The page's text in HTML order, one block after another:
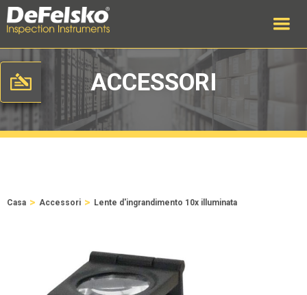
ACCESSORI
Casa > Accessori > Lente d'ingrandimento 10x illuminata